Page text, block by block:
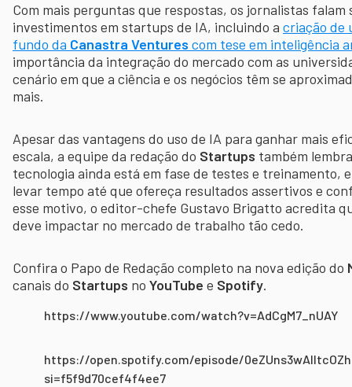
Com mais perguntas que respostas, os jornalistas falam
investimentos em startups de IA, incluindo a criação de
fundo da Canastra Ventures com tese em inteligência
importância da integração do mercado com as
cenário em que a ciência e os negócios têm se
mais.
Apesar das vantagens do uso de IA para ganhar mais
escala, a equipe da redação do Startups também
tecnologia ainda está em fase de testes e treinamento,
levar tempo até que ofereça resultados assertivos e
esse motivo, o editor-chefe Gustavo Brigatto acredita
deve impactar no mercado de trabalho tão cedo.
Confira o Papo de Redação completo na nova edição do
canais do Startups no YouTube e Spotify.
https://www.youtube.com/watch?v=AdCgM7_nUAY
https://open.spotify.com/episode/
si=f5f9d70cef4f4ee7